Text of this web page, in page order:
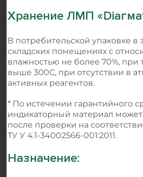
Хранение ЛМП «
В потребительской упаковке в
складских помещениях с
влажностью не более 70%, при
выше 300С, при отсутствии в
активных реагентов.
* По истечении гарантийного
индикаторный материал
после проверки на
ТУ У 4.1-34002566-001:2011.
Назначение: